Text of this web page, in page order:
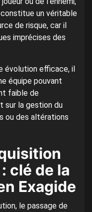
un véritable
de risque, car il
imprécises des
évolution efficace, il
équipe pouvant
faible de
sur la gestion du
ou des altérations
clé de la
Exagide
le passage de